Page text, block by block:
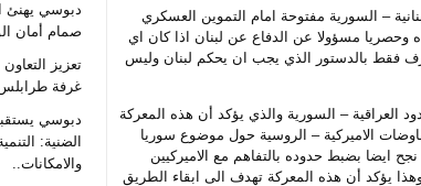
– السورية مفتوحة امام التموين العسكري
مسؤولا عن الدفاع عن لبنان اذا كان اي
فقط بالدستور الذي يجب ان يحكم لبنان وليس
العراقية – السورية والذي يؤكد أن هذه المعركة
الاميركية – الروسية حول موضوع سوريا
ايضا بضبط حدوده بالتفاهم مع الاميركيين
يؤكد أن هذه المعركة تهدف الى ابقاء الطريق
دبوسي يهنئ
صمام أمان
تعزيز التعاون
غرفة طرابلس
دبوسي
الضنية:
والامكانات..